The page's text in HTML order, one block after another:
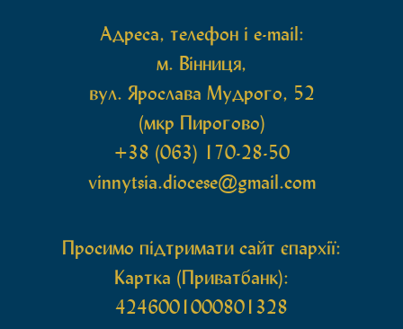
Адреса, телефон і e-mail:
м. Вінниця,
вул. Ярослава Мудрого, 52
(мкр Пирогово)
+38 (063) 170-28-50
vinnytsia.diocese@gmail.com
Просимо підтримати сайт єпархії:
Картка (Приватбанк):
4246001000801328